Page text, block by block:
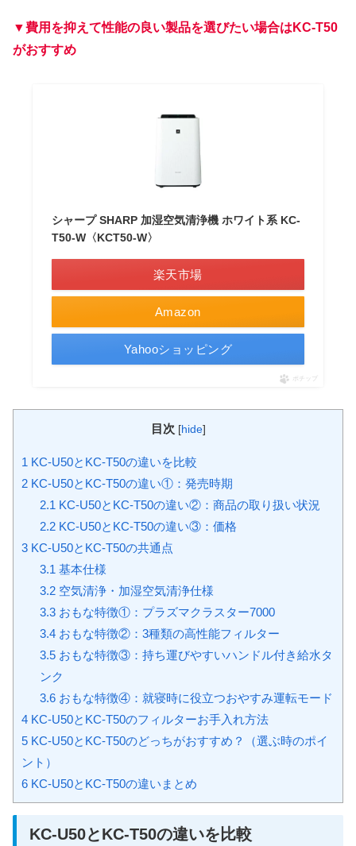
▼費用を抑えて性能の良い製品を選びたい場合はKC-T50
がおすすめ
シャープ SHARP 加湿空気清浄機 ホワイト系 KC-
T50-W〈KCT50-W〉
Amazon
楽天市場
Yahooショッピング
ポチップ
目次 [hide]
1 KC-U50とKC-T50の違いを比較
2 KC-U50とKC-T50の違い①：発売時期
2.1 KC-U50とKC-T50の違い②：商品の取り扱い状況
2.2KC-U50とKC-T50の違い③：価格
3 KC-U50とKC-T50の共通点
3.1 基本仕様
3.2空気清浄・加湿空気清浄仕様
3.3おもな特徴①：プラズマクラスター7000
3.4おもな特徴②：3種類の高性能フィルター
3.5おもな特徴③：持ち運びやすいハンドル付き給水タ
ンク
3.6おもな特徴④：就寝時に役立つおやすみ運転モード
4 KC-U50とKC-T50のフィルターお手入れ方法
5 KC-U50とKC-T50のどっちがおすすめ？（選ぶ時のポイ
ント）
6 KC-U50とKC-T50の違いまとめ
KC-U50とKC-T50の違いを比較